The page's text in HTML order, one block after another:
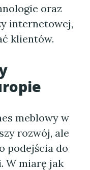
oraz
internetowej,
klientów.
meblowy w
rozwój, ale
podejścia do
W miarę jak